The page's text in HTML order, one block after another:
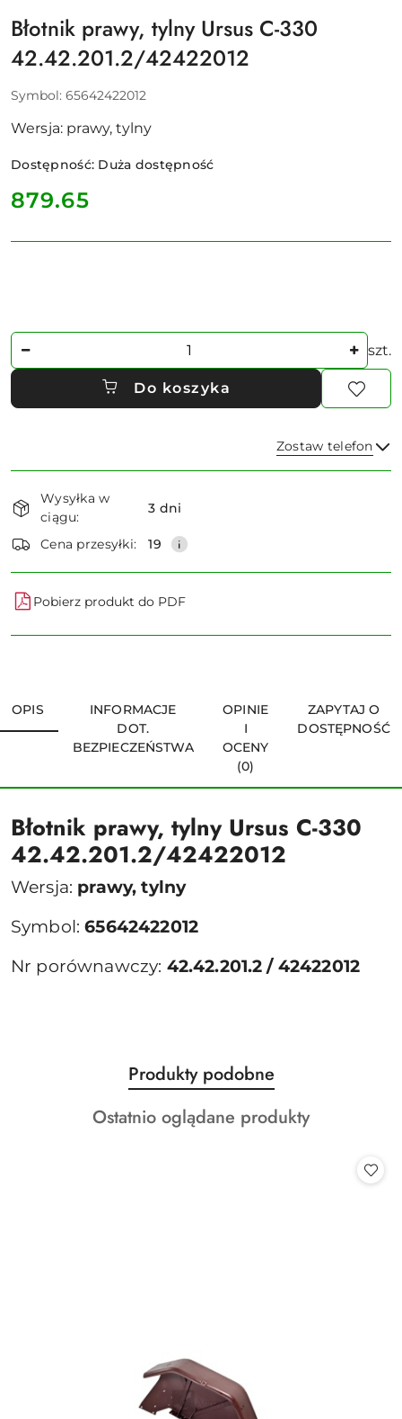
Błotnik prawy, tylny Ursus C-330
42.42.201.2/42422012
Symbol: 65642422012
Wersja: prawy, tylny
Dostępność: Duża dostępność
cena:
879.65
Ilość szt.
Do koszyka
Zostaw telefon
i
dostawa
Wysyłka w
ciągu:
3 dni
Cena przesyłki: 19
Pobierz produkt do PDF
OPIS
INFORMACJE
DOT.
BEZPIECZEŃSTWA
OPINIE
I
OCENY
(0)
ZAPYTAJ O
DOSTĘPNOŚĆ
Błotnik prawy, tylny Ursus C-330
42.42.201.2/42422012
Wersja: prawy, tylny
Symbol:65642422012
Nr porównawczy: 42.42.201.2 / 42422012
Pomiń karuzelę produktów
Produkty
o
statusie:
Produkty podobne
Produkty
Ostatnio oglądane produkty